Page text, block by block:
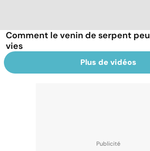
Comment le venin de serpent
vies
Plus de vidéos